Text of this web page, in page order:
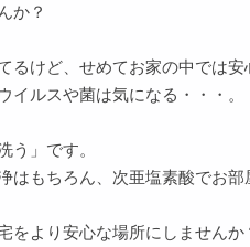
か？
けど、せめてお家の中では安
ルスや菌は気になる・・・。
う」です。
はもちろん、次亜塩素酸でお
をより安心な場所にしませんか